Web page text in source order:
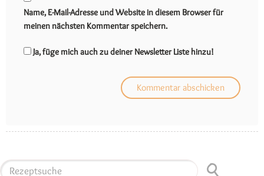
Name, E-Mail-Adresse und Website in diesem Browser für
meinen nächsten Kommentar speichern.
Ja, füge mich auch zu deiner Newsletter Liste hinzu!